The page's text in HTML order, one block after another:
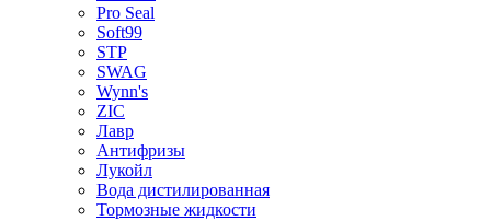
Pro Seal
Soft99
STP
SWAG
Wynn's
ZIC
Лавр
Антифризы
Лукойл
Вода дистилированная
Тормозные жидкости